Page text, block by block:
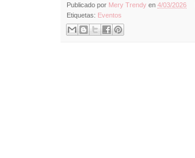
Publicado por Mery Trendy en 4/03/2026
Etiquetas: Eventos